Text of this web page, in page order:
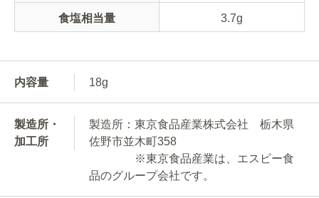
食塩相当量 3.7g
内容量 18g
製造所・
加工所
製造所：東京食品産業株式会社 栃木県
佐野市並木町358
※東京食品産業は、エスビー食
品のグループ会社です。